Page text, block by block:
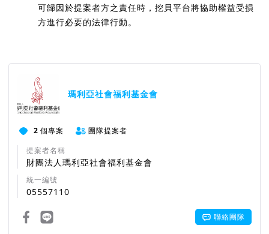
可歸因於提案者方之責任時，挖貝平台將協助權益受損
方進行必要的法律行動。
瑪利亞社會福利基金會
2 個專案
團隊提案者
提案者名稱
財團法人瑪利亞社會福利基金會
統一編號
05557110
聯絡團隊